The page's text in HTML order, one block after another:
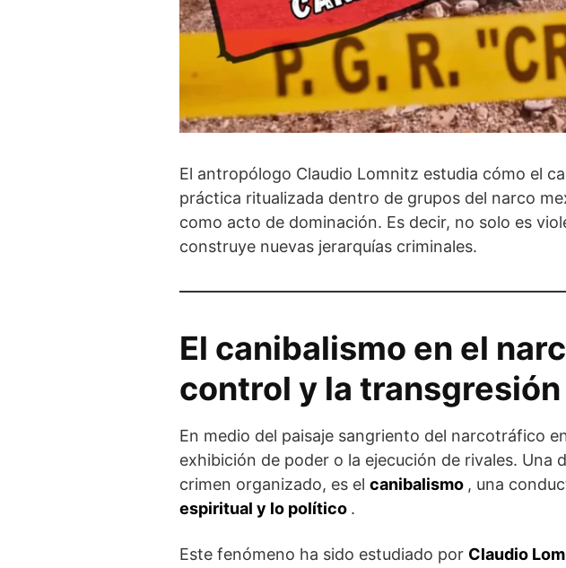
El antropólogo Claudio Lomnitz estudia cómo el
práctica ritualizada dentro de grupos del narco
como acto de dominación. Es decir, no solo es
construye nuevas jerarquías criminales.
El canibalismo en el
control y la transgresión
En medio del paisaje sangriento del narcotráfico
exhibición de poder o la ejecución de rivales.
crimen organizado, es el canibalismo , una
espiritual y lo político .
Este fenómeno ha sido estudiado por Claudio